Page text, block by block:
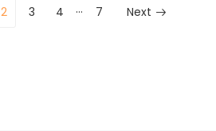
2 3 4 … 7 Next